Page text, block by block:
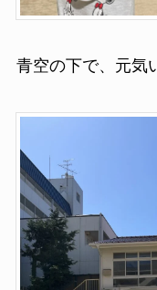
青空の下で、元気